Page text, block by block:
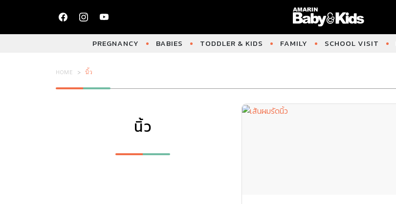
PREGNANCY BABIES TODDLER & KIDS FAMILY SCHOOL VISIT
HOME นิ้ว
นิ้ว